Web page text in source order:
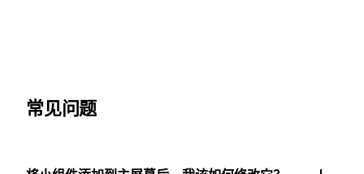
常见问题